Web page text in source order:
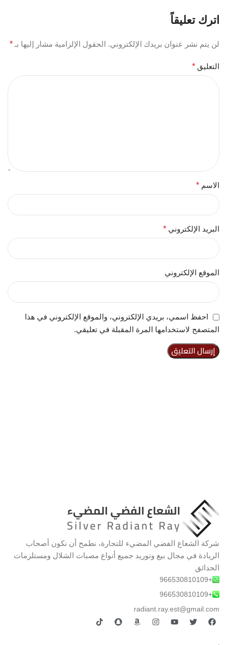
اترك تعليقاً
لن يتم نشر عنوان بريدك الإلكتروني. الحقول الإلزامية مشار إليها بـ *
التعليق *
الاسم *
البريد الإلكتروني *
الموقع الإلكتروني
احفظ اسمي، بريدي الإلكتروني، والموقع الإلكتروني في هذا
المتصفح لاستخدامها المرة المقبلة في تعليقي.
شركة الشعاع الفضي المضيء للتجارة، نطمح أن نكون أصحاب
الريادة في مجال بيع وتوريد جميع أنواع مصبات الشلال ومستلزمات
الحدائق
+966530810109
+966530810109
radiant.ray.est@gmail.com